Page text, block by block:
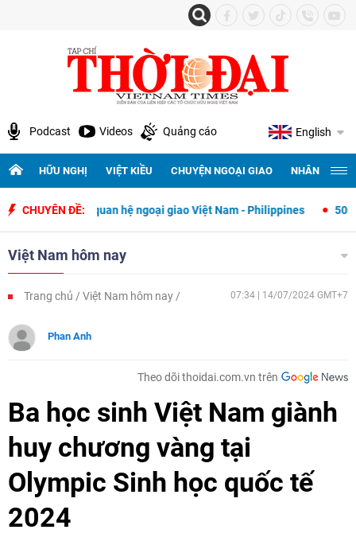
Podcast Videos Quảng cáo English
HỮU NGHỊ VIỆT KIỀU CHUYỆN NGOẠI GIAO NHÂN
CHUYÊN ĐỀ:
lập quan hệ ngoại giao Việt Nam - Philippines 500 ngày đêm
Việt Nam hôm nay
Trang chủ Việt Nam hôm nay 07:34 | 14/07/2024 GMT+7
Phan Anh
Theo dõi thoidai.com.vn trên
Ba học sinh Việt Nam giành
huy chương vàng tại
Olympic Sinh học quốc tế
2024